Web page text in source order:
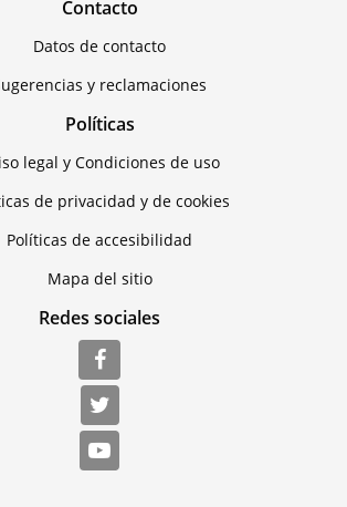
Contacto
Datos de contacto
y reclamaciones
Políticas
legal y Condiciones de uso
de privacidad y de cookies
Políticas de accesibilidad
Mapa del sitio
Redes sociales